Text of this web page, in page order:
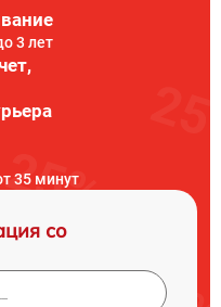
3 лет
35 минут
со